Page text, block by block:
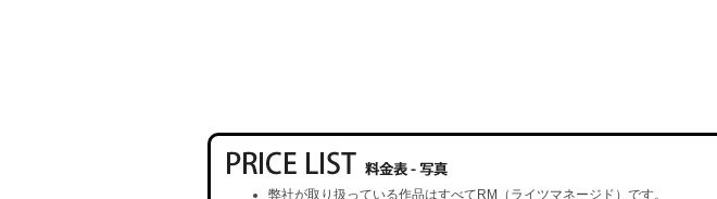
弊社が取り扱っている作品はすべてRM（ライツマネージド）です。